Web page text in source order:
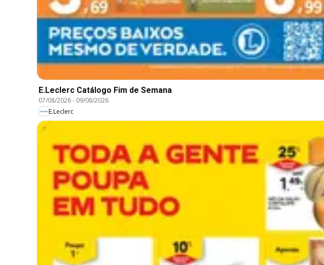
E.Leclerc Catálogo Fim de Semana
07/08/2026- 09/08/2026
E.Leclerc